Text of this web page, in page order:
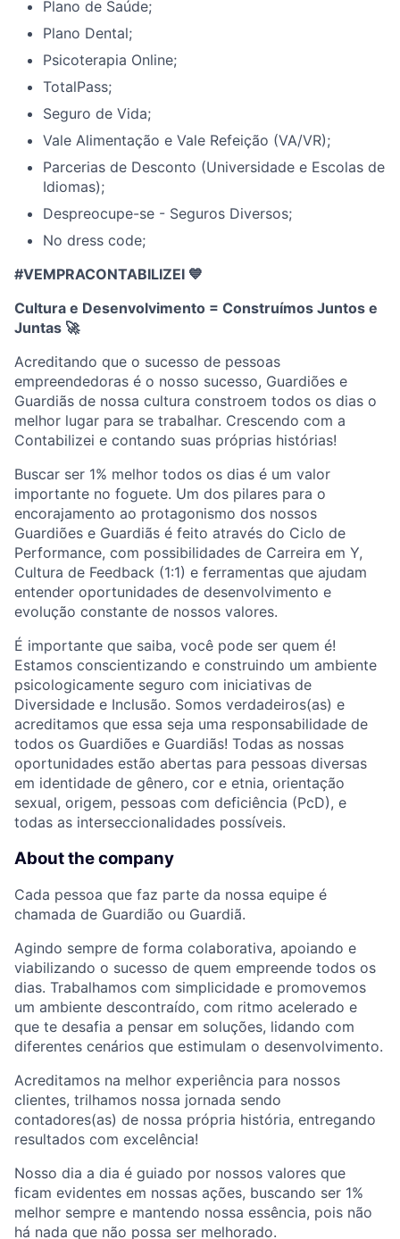
Plano de Saúde;
Plano Dental;
Psicoterapia Online;
TotalPass;
Seguro de Vida;
Vale Alimentação e Vale Refeição (VA/VR);
Parcerias de Desconto (Universidade e Escolas de
Idiomas);
Despreocupe-se - Seguros Diversos;
No dress code;
#VEMPRACONTABILIZEI 💙
Cultura e Desenvolvimento = Construímos Juntos e
Juntas 🚀
Acreditando que o sucesso de pessoas
empreendedoras é o nosso sucesso, Guardiões e
Guardiãs de nossa cultura constroem todos os dias o
melhor lugar para se trabalhar. Crescendo com a
Contabilizei e contando suas próprias histórias!
Buscar ser 1% melhor todos os dias é um valor
importante no foguete. Um dos pilares para o
encorajamento ao protagonismo dos nossos
Guardiões e Guardiãs é feito através do Ciclo de
Performance, com possibilidades de Carreira em Y,
Cultura de Feedback (1:1) e ferramentas que ajudam
entender oportunidades de desenvolvimento e
evolução constante de nossos valores.
É importante que saiba, você pode ser quem é!
Estamos conscientizando e construindo um ambiente
psicologicamente seguro com iniciativas de
Diversidade e Inclusão. Somos verdadeiros(as) e
acreditamos que essa seja uma responsabilidade de
todos os Guardiões e Guardiãs! Todas as nossas
oportunidades estão abertas para pessoas diversas
em identidade de gênero, cor e etnia, orientação
sexual, origem, pessoas com deficiência (PcD), e
todas as interseccionalidades possíveis.
About the company
Cada pessoa que faz parte da nossa equipe é
chamada de Guardião ou Guardiã.
Agindo sempre de forma colaborativa, apoiando e
viabilizando o sucesso de quem empreende todos os
dias. Trabalhamos com simplicidade e promovemos
um ambiente descontraído, com ritmo acelerado e
que te desafia a pensar em soluções, lidando com
diferentes cenários que estimulam o desenvolvimento.
Acreditamos na melhor experiência para nossos
clientes, trilhamos nossa jornada sendo
contadores(as) de nossa própria história, entregando
resultados com excelência!
Nosso dia a dia é guiado por nossos valores que
ficam evidentes em nossas ações, buscando ser 1%
melhor sempre e mantendo nossa essência, pois não
há nada que não possa ser melhorado.